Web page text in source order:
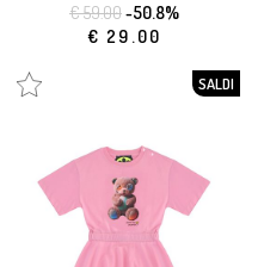
€ 59.00-50.8%
€ 29.00
SALDI